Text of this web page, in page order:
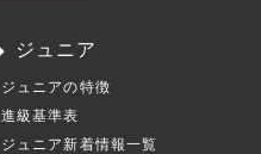
ジュニア
ジュニアの特徴
進級基準表
ジュニア新着情報一覧